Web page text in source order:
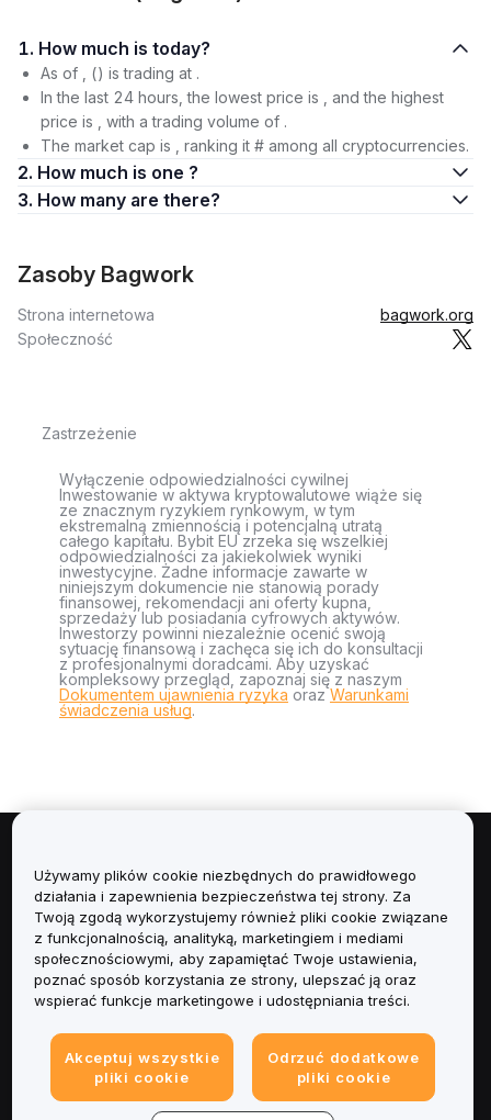
1. How much is today?
As of , () is trading at .
In the last 24 hours, the lowest price is , and the highest
price is , with a trading volume of .
The market cap is , ranking it # among all cryptocurrencies.
2. How much is one ?
3. How many are there?
Zasoby Bagwork
Strona internetowa
bagwork.org
Społeczność
Zastrzeżenie
Wyłączenie odpowiedzialności cywilnej
Inwestowanie w aktywa kryptowalutowe wiąże się
ze znacznym ryzykiem rynkowym, w tym
ekstremalną zmiennością i potencjalną utratą
całego kapitału. Bybit EU zrzeka się wszelkiej
odpowiedzialności za jakiekolwiek wyniki
inwestycyjne. Żadne informacje zawarte w
niniejszym dokumencie nie stanowią porady
finansowej, rekomendacji ani oferty kupna,
sprzedaży lub posiadania cyfrowych aktywów.
Inwestorzy powinni niezależnie ocenić swoją
sytuację finansową i zachęca się ich do konsultacji
z profesjonalnymi doradcami. Aby uzyskać
kompleksowy przegląd, zapoznaj się z naszym
Dokumentem ujawnienia ryzyka orazWarunkami
świadczenia usług.
Informacje
Usługi
Obsługa Klienta
Informacje prawne
Używamy plików cookie niezbędnych do prawidłowego
działania i zapewnienia bezpieczeństwa tej strony. Za
Twoją zgodą wykorzystujemy również pliki cookie związane
z funkcjonalnością, analityką, marketingiem i mediami
społecznościowymi, aby zapamiętać Twoje ustawienia,
poznać sposób korzystania ze strony, ulepszać ją oraz
wspierać funkcje marketingowe i udostępniania treści.
Akceptuj wszystkie
pliki cookie
Odrzuć dodatkowe
pliki cookie